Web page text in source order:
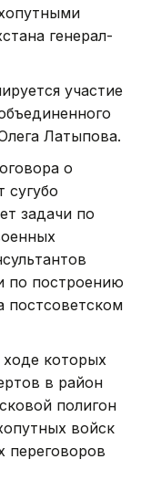
генерал-
участие
Латыпова.
о
сугубо
задачи по
по построению
постсоветском
которых
в район
полигон
войск
переговоров